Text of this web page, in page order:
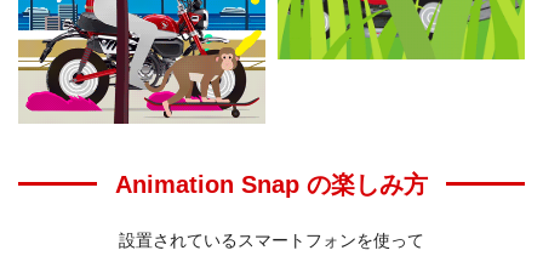
Animation Snap の楽しみ方
設置されているスマートフォンを使って